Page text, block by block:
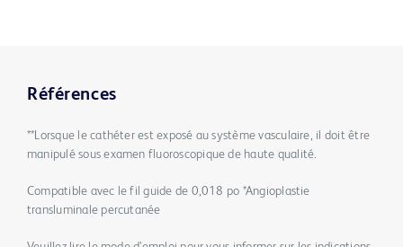
Références
**Lorsque le cathéter est exposé au système vasculaire, il doit être
manipulé sous examen fluoroscopique de haute qualité.
Compatible avec le fil guide de 0,018 po *Angioplastie
transluminale percutanée